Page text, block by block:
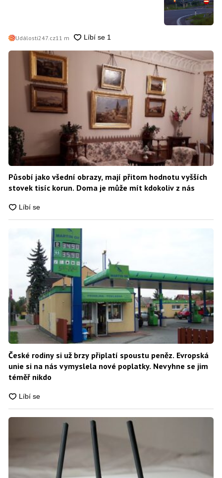
Události247.cz11 m
Působí jako všední obrazy, mají přitom hodnotu vyšších
stovek tisíc korun. Doma je může mít kdokoliv z nás
České rodiny si už brzy připlatí spoustu peněz. Evropská
unie si na nás vymyslela nové poplatky. Nevyhne se jim
téměř nikdo